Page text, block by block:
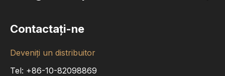
Contactaţi-ne
Deveniți un distribuitor
Tel: +86-10-82098869